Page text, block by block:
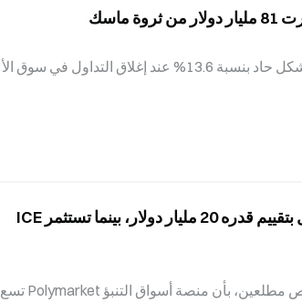
تراجعت أسهم SpaceX（NASDAQ：SPCX）بشكل حاد بنسبة 13.6% عند إغلاق التداول في سوق الأ
بلومبرغ: تسعى Polymarket إلى جمع تمويل بتقييم قدره 20 مليار دولار، بينما تستثمر ICE
أفادت Bloomberg في 5 أغسطس، نقلاً عن أشخاص مطلعين، بأن منصة أسواق التنبؤ Polymarket تسع